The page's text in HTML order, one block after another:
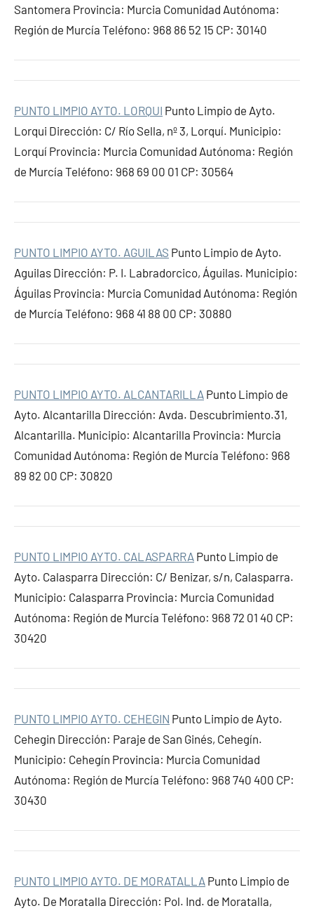
Santomera Provincia: Murcia Comunidad Autónoma:
Región de Murcía Teléfono: 968 86 52 15 CP: 30140
PUNTO LIMPIO AYTO. LORQUI Punto Limpio de Ayto.
Lorqui Dirección: C/ Río Sella, nº 3, Lorquí. Municipio:
Lorquí Provincia: Murcia Comunidad Autónoma: Región
de Murcía Teléfono: 968 69 00 01 CP: 30564
PUNTO LIMPIO AYTO. AGUILAS Punto Limpio de Ayto.
Aguilas Dirección: P. I. Labradorcico, Águilas. Municipio:
Águilas Provincia: Murcia Comunidad Autónoma: Región
de Murcía Teléfono: 968 41 88 00 CP: 30880
PUNTO LIMPIO AYTO. ALCANTARILLA Punto Limpio de
Ayto. Alcantarilla Dirección: Avda. Descubrimiento.31,
Alcantarilla. Municipio: Alcantarilla Provincia: Murcia
Comunidad Autónoma: Región de Murcía Teléfono: 968
89 82 00 CP: 30820
PUNTO LIMPIO AYTO. CALASPARRA Punto Limpio de
Ayto. Calasparra Dirección: C/ Benizar, s/n, Calasparra.
Municipio: Calasparra Provincia: Murcia Comunidad
Autónoma: Región de Murcía Teléfono: 968 72 01 40 CP:
30420
PUNTO LIMPIO AYTO. CEHEGIN Punto Limpio de Ayto.
Cehegin Dirección: Paraje de San Ginés, Cehegín.
Municipio: Cehegín Provincia: Murcia Comunidad
Autónoma: Región de Murcía Teléfono: 968 740 400 CP:
30430
PUNTO LIMPIO AYTO. DE MORATALLA Punto Limpio de
Ayto. De Moratalla Dirección: Pol. Ind. de Moratalla,